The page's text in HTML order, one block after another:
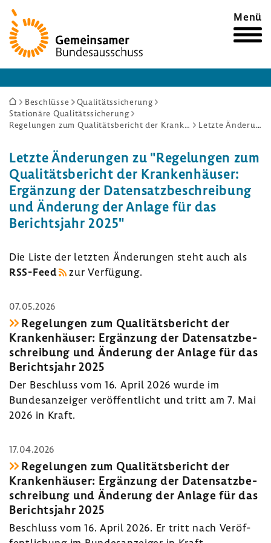
Zur
Startseite
Menü
Sie
sind
hier:
Beschlüsse
Qualitätssicherung
Stationäre Qualitätssicherung
Regelungen zum Qualitätsbericht der Krankenhäuser: Ergänzung der Datensatzbeschreibung und Änderung der Anlage für das Berichtsjahr 2025
Letzte Änderungen
Letzte Ände­rungen zu "Rege­lungen zum
Quali­täts­be­richt der Kran­ken­häuser:
Ergän­zung der Daten­satz­be­schrei­bung
und Ände­rung der Anlage für das
Berichts­jahr 2025"
Die Liste der letzten Ände­rungen steht auch als
RSS-​Feed
zur Verfü­gung.
07.05.2026
Rege­lungen zum Quali­täts­be­richt der
Kran­ken­häuser: Ergän­zung der Daten­satz­be­
schrei­bung und Ände­rung der Anlage für das
Berichts­jahr 2025
Der Beschluss vom 16. April 2026 wurde im
Bundes­an­zeiger veröf­fent­licht und tritt am 7. Mai
2026 in Kraft.
17.04.2026
Rege­lungen zum Quali­täts­be­richt der
Kran­ken­häuser: Ergän­zung der Daten­satz­be­
schrei­bung und Ände­rung der Anlage für das
Berichts­jahr 2025
Beschluss vom 16. April 2026. Er tritt nach Veröf­